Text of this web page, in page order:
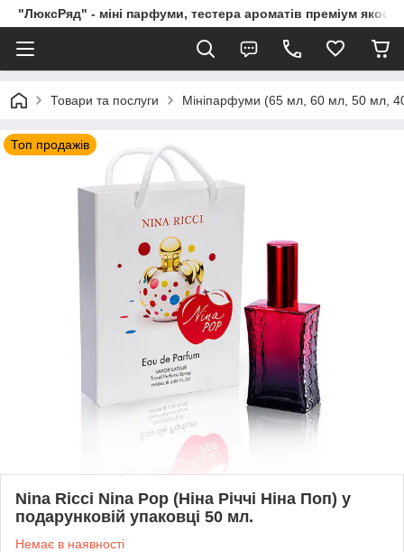
"ЛюксРяд" - міні парфуми, тестера ароматів преміум
Товари та послуги Мініпарфуми (65 мл, 60 мл, 50 мл,
Топ продажів
Nina Ricci Nina Pop (Ніна Річчі Ніна Поп) у
подарунковій упаковці 50 мл.
Немає в наявності